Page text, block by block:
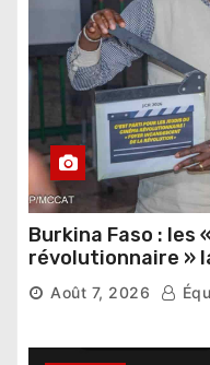
Burkina Faso : les
révolutionnaire »
Thomas Sankara
Août 7, 2026